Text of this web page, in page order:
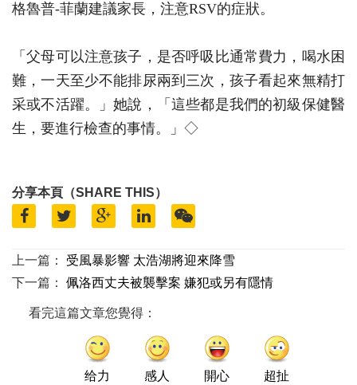
格魯普-菲蘭建議家長，注意RSV的症狀。
「父母可以注意孩子，是否呼吸比通常費力，喝水困
難，一天至少不能排尿兩到三次，孩子看起來無精打
采或不活躍。」她說，「這些都是我們的初級保健醫
生，要進行檢查的事情。」◇
分享本頁（SHARE THIS）
上一篇：
受風暴影響 太浩湖將迎來降雪
下一篇：
佩洛西丈夫被襲擊案 嫌犯或另有隱情
看完這篇文章您覺得：
给力 感人 開心 超扯